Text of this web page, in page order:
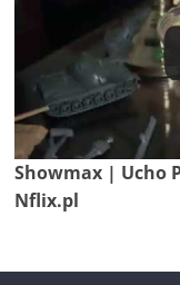
Showmax | Ucho
Nflix.pl